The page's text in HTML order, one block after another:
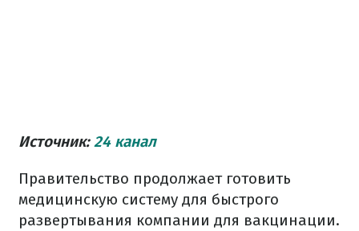
Источник:24 канал
Правительство продолжает готовить
медицинскую систему для быстрого
развертывания компании для вакцинации.